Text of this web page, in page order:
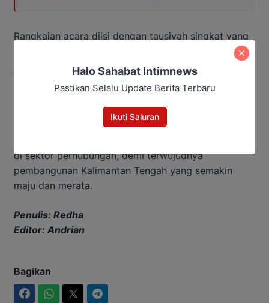
Rangkaian acara diisi dengan tausiyah singkat yang
jawab, dan pelayanan tulus kepada masyarakat
Melalui kegiatan ini, diharapkan terbangun semangat
kebersamaan dan komitmen bersama untuk terus
di sektor perhubungan, demi terwujudnya
pembangunan Kalimantan Tengah yang semakin
maju dan merata.
Penulis: Redha
Editor: Andrian
Bagikan
Halo Sahabat Intimnews
Pastikan Selalu Update Berita Terbaru
Ikuti Saluran